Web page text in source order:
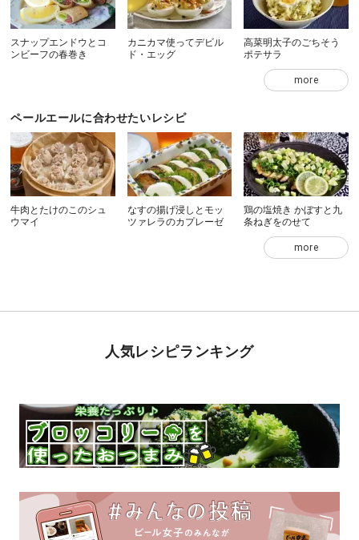
スナップエンドウとコ
ンビーフの春巻き
カニカマ使ってデビル
ド・エッグ
高菜明太子のごちそう
ポテサラ
more
ペールエールに合わせたいレシピ
牛肉とたけのこのシュ
ウマイ
なすの揚げ浸しとモッ
ツァレラのカプレーゼ
鶏の塩焼き かぼすと九
条ねぎをのせて
more
人気レシピランキング